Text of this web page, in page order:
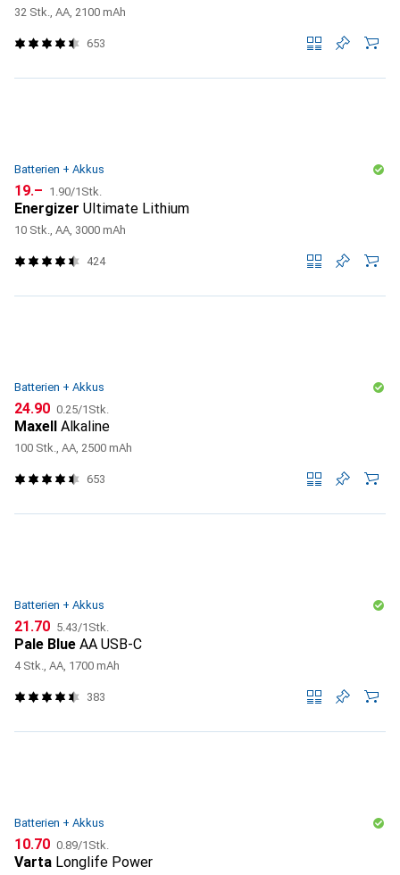
32 Stk., AA, 2100 mAh
653
Batterien + Akkus
CHF
19.– CHF
1.90/1Stk.
Energizer Ultimate Lithium
10 Stk., AA, 3000 mAh
424
Batterien + Akkus
CHF
24.90 CHF
0.25/1Stk.
Maxell Alkaline
100 Stk., AA, 2500 mAh
653
Batterien + Akkus
CHF
21.70 CHF
5.43/1Stk.
Pale Blue AA USB-C
4 Stk., AA, 1700 mAh
383
Batterien + Akkus
CHF
10.70 CHF
0.89/1Stk.
Varta Longlife Power